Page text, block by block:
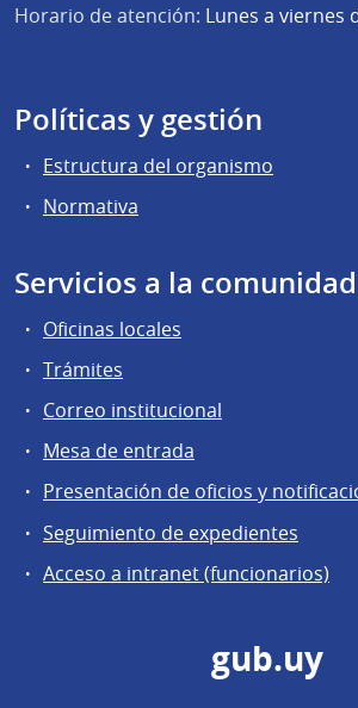
Horario de atención: Lunes a viernes
Políticas y gestión
Estructura del organismo
Normativa
Servicios a la comunidad
Oficinas locales
Trámites
Correo institucional
Mesa de entrada
Presentación de oficios y
Seguimiento de expedientes
Acceso a intranet (funcionarios)
gub.uy